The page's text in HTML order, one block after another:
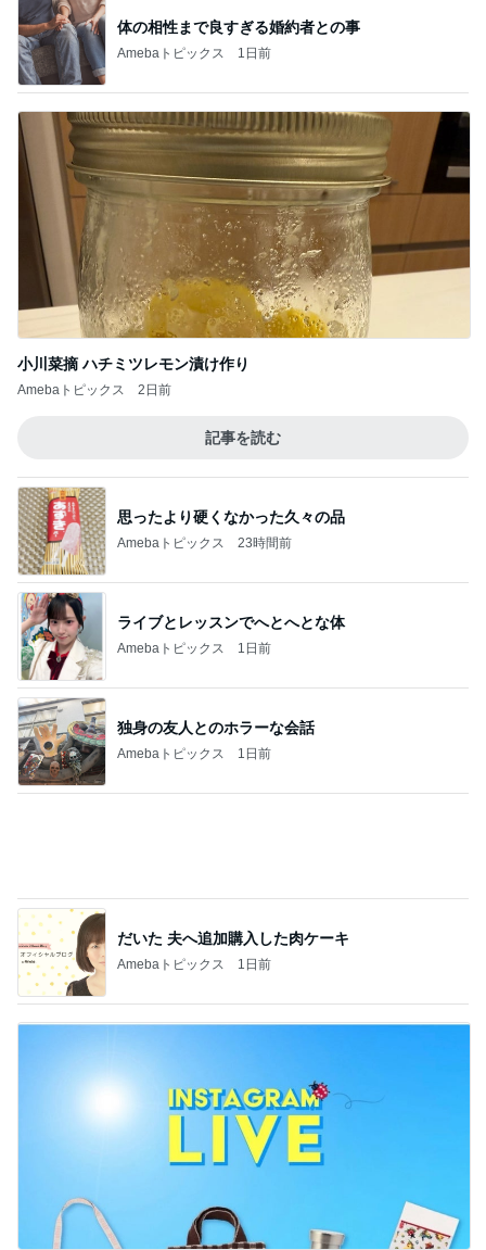
体の相性まで良すぎる婚約者との事
Amebaトピックス 1日前
小川菜摘 ハチミツレモン漬け作り
Amebaトピックス 2日前
記事を読む
思ったより硬くなかった久々の品
Amebaトピックス 23時間前
ライブとレッスンでへとへとな体
Amebaトピックス 1日前
独身の友人とのホラーな会話
Amebaトピックス 1日前
だいた 夫へ追加購入した肉ケーキ
Amebaトピックス 1日前